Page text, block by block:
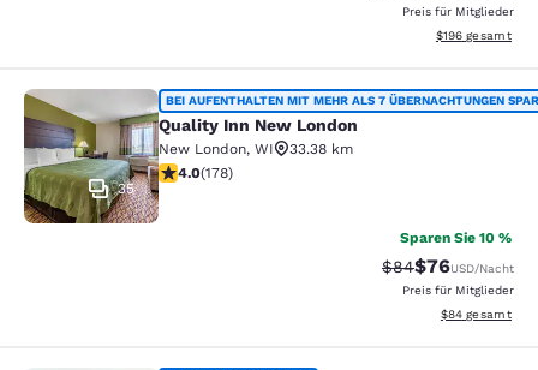
Preis für Mitglieder
Geschätzte
$196 gesamt
Quality Inn New London
35
BEI AUFENTHALTEN MIT MEHR ALS 7 ÜBERNACHTUNGEN
Quality Inn New London
New London, WI
33.38 km
4.03-Sterne-Bewertung. Sehr gut. 178 Bewertungen
4.0(178)
Sparen Sie 10 %
Durchgestrichener
$84Vergünstigter
$76USD/Nacht
Preis für Mitglieder
Geschätzte
$84 gesamt